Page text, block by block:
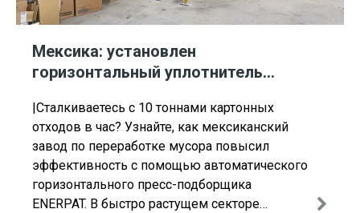
Мексика: установлен
горизонтальный уплотнитель
|Сталкиваетесь с 10 тоннами картонных
отходов в час? Узнайте, как мексиканский
завод по переработке мусора повысил
эффективность с помощью автоматического
горизонтального пресс-подборщика
ENERPAT. В быстро растущем секторе